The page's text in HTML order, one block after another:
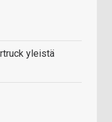
yleistä